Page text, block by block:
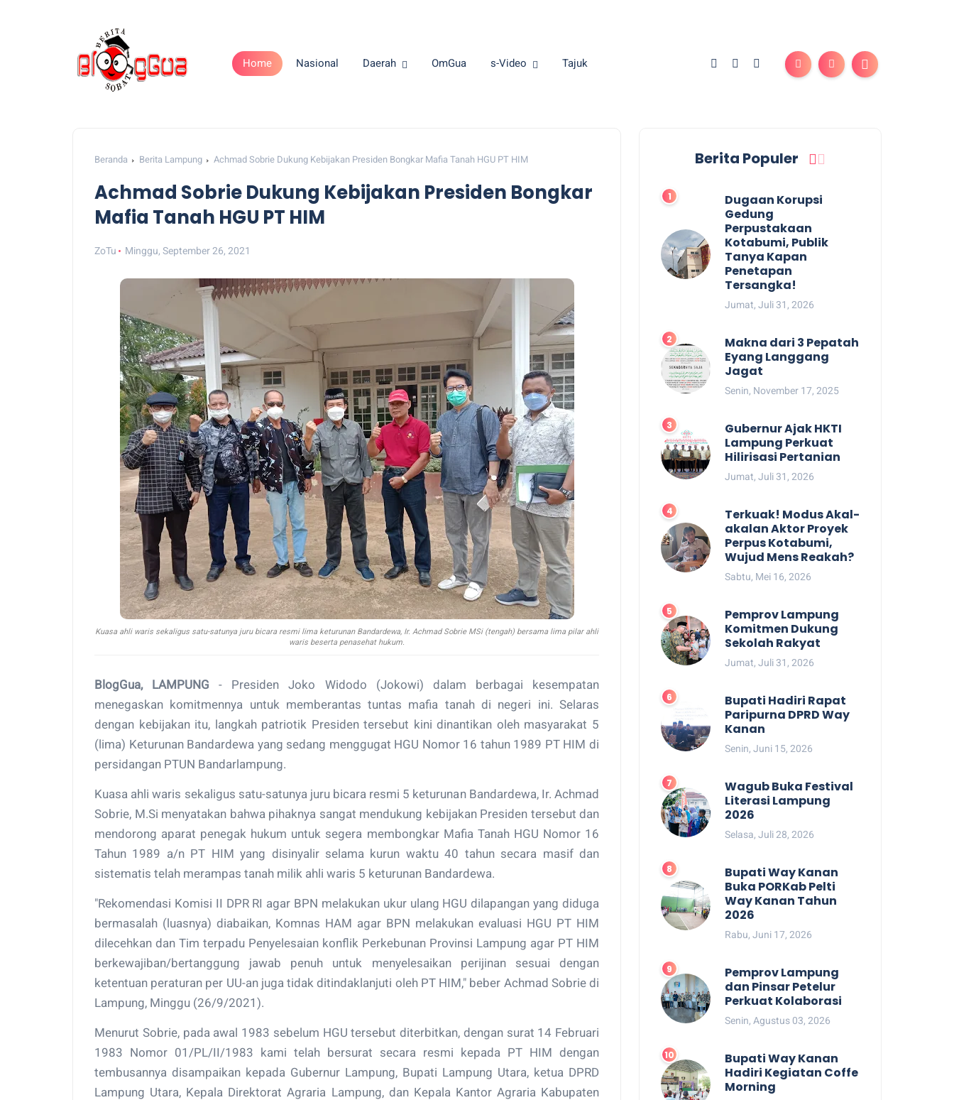
Home Nasional Daerah OmGua s-Video Tajuk
Beranda Berita Lampung Achmad Sobrie Dukung Kebijakan Presiden Bongkar Mafia Tanah HGU PT HIM
Achmad Sobrie Dukung Kebijakan Presiden Bongkar
Mafia Tanah HGU PT HIM
ZoTu Minggu, September 26, 2021
Kuasa ahli waris sekaligus satu-satunya juru bicara resmi lima keturunan Bandardewa, Ir. Achmad Sobrie MSi (tengah) bersama lima pilar ahli
waris beserta penasehat hukum.
BlogGua, LAMPUNG - Presiden Joko Widodo (Jokowi) dalam berbagai kesempatan
menegaskan komitmennya untuk memberantas tuntas mafia tanah di negeri ini. Selaras
dengan kebijakan itu, langkah patriotik Presiden tersebut kini dinantikan oleh masyarakat 5
(lima) Keturunan Bandardewa yang sedang menggugat HGU Nomor 16 tahun 1989 PT HIM di
persidangan PTUN Bandarlampung.
Kuasa ahli waris sekaligus satu-satunya juru bicara resmi 5 keturunan Bandardewa, Ir. Achmad
Sobrie, M.Si menyatakan bahwa pihaknya sangat mendukung kebijakan Presiden tersebut dan
mendorong aparat penegak hukum untuk segera membongkar Mafia Tanah HGU Nomor 16
Tahun 1989 a/n PT HIM yang disinyalir selama kurun waktu 40 tahun secara masif dan
sistematis telah merampas tanah milik ahli waris 5 keturunan Bandardewa.
"Rekomendasi Komisi II DPR RI agar BPN melakukan ukur ulang HGU dilapangan yang diduga
bermasalah (luasnya) diabaikan, Komnas HAM agar BPN melakukan evaluasi HGU PT HIM
dilecehkan dan Tim terpadu Penyelesaian konflik Perkebunan Provinsi Lampung agar PT HIM
berkewajiban/bertanggung jawab penuh untuk menyelesaikan perijinan sesuai dengan
ketentuan peraturan per UU-an juga tidak ditindaklanjuti oleh PT HIM," beber Achmad Sobrie di
Lampung, Minggu (26/9/2021).
Menurut Sobrie, pada awal 1983 sebelum HGU tersebut diterbitkan, dengan surat 14 Februari
1983 Nomor 01/PL/II/1983 kami telah bersurat secara resmi kepada PT HIM dengan
tembusannya disampaikan kepada Gubernur Lampung, Bupati Lampung Utara, ketua DPRD
Lampung Utara, Kepala Direktorat Agraria Lampung, dan Kepala Kantor Agraria Kabupaten
Berita Populer
Dugaan Korupsi
Gedung
Perpustakaan
Kotabumi, Publik
Tanya Kapan
Penetapan
Tersangka!
Jumat, Juli 31, 2026
Makna dari 3 Pepatah
Eyang Langgang
Jagat
Senin, November 17, 2025
Gubernur Ajak HKTI
Lampung Perkuat
Hilirisasi Pertanian
Jumat, Juli 31, 2026
Terkuak! Modus Akal-
akalan Aktor Proyek
Perpus Kotabumi,
Wujud Mens Reakah?
Sabtu, Mei 16, 2026
Pemprov Lampung
Komitmen Dukung
Sekolah Rakyat
Jumat, Juli 31, 2026
Bupati Hadiri Rapat
Paripurna DPRD Way
Kanan
Senin, Juni 15, 2026
Wagub Buka Festival
Literasi Lampung
2026
Selasa, Juli 28, 2026
Bupati Way Kanan
Buka PORKab Pelti
Way Kanan Tahun
2026
Rabu, Juni 17, 2026
Pemprov Lampung
dan Pinsar Petelur
Perkuat Kolaborasi
Senin, Agustus 03, 2026
Bupati Way Kanan
Hadiri Kegiatan Coffe
Morning